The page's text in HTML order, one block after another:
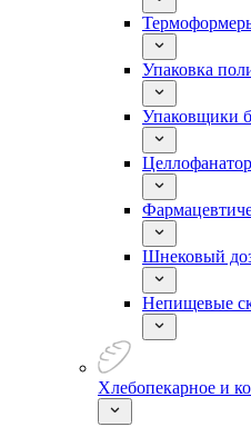
Упаковка
Упаковщики
Шнековый
Непищевые
Хлебопекарное и